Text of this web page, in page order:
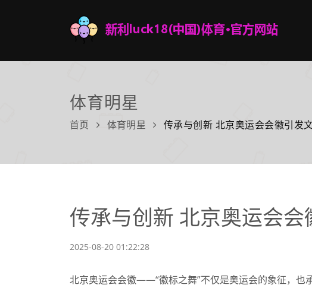
体育明星
首页 体育明星 传承与创新 北京奥运会会徽引发
传承与创新 北京奥运会
2025-08-20 01:22:28
北京奥运会会徽——“徽标之舞”不仅是奥运会的象征，也